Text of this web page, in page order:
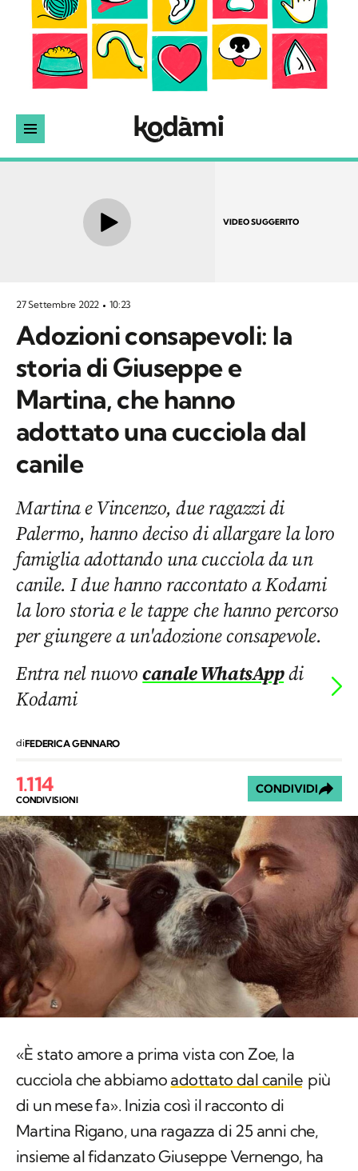
VIDEO SUGGERITO
27 Settembre 2022 10:23
Adozioni consapevoli: la
storia di Giuseppe e
Martina, che hanno
adottato una cucciola dal
canile
Martina e Vincenzo, due ragazzi di
Palermo, hanno deciso di allargare la loro
famiglia adottando una cucciola da un
canile. I due hanno raccontato a Kodami
la loro storia e le tappe che hanno percorso
per giungere a un'adozione consapevole.
Entra nel nuovocanale WhatsAppdi
Kodami
diFEDERICA GENNARO
1.114
CONDIVISIONI
CONDIVIDI
«È stato amore a prima vista con Zoe, la
cucciola che abbiamo adottato dal canile più
di un mese fa». Inizia così il racconto di
Martina Rigano, una ragazza di 25 anni che,
insieme al fidanzato Giuseppe Vernengo, ha